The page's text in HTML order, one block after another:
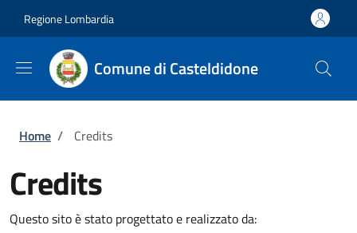
Regione Lombardia
Comune di Casteldidone
Briciole di pane
Home / Credits
Credits
Questo sito è stato progettato e realizzato da: